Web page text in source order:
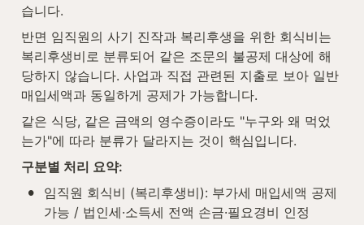
습니다.
반면 임직원의 사기 진작과 복리후생을 위한 회식비는
복리후생비로 분류되어 같은 조문의 불공제 대상에 해
당하지 않습니다. 사업과 직접 관련된 지출로 보아 일반
매입세액과 동일하게 공제가 가능합니다.
같은 식당, 같은 금액의 영수증이라도 "누구와 왜 먹었
는가"에 따라 분류가 달라지는 것이 핵심입니다.
구분별 처리 요약:
•
임직원 회식비 (복리후생비): 부가세 매입세액 공제
가능 / 법인세·소득세 전액 손금·필요경비 인정